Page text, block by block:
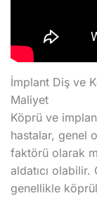
İmplant Diş ve
Maliyet
Köprü ve
hastalar, genel
faktörü olarak
aldatıcı
genellikle